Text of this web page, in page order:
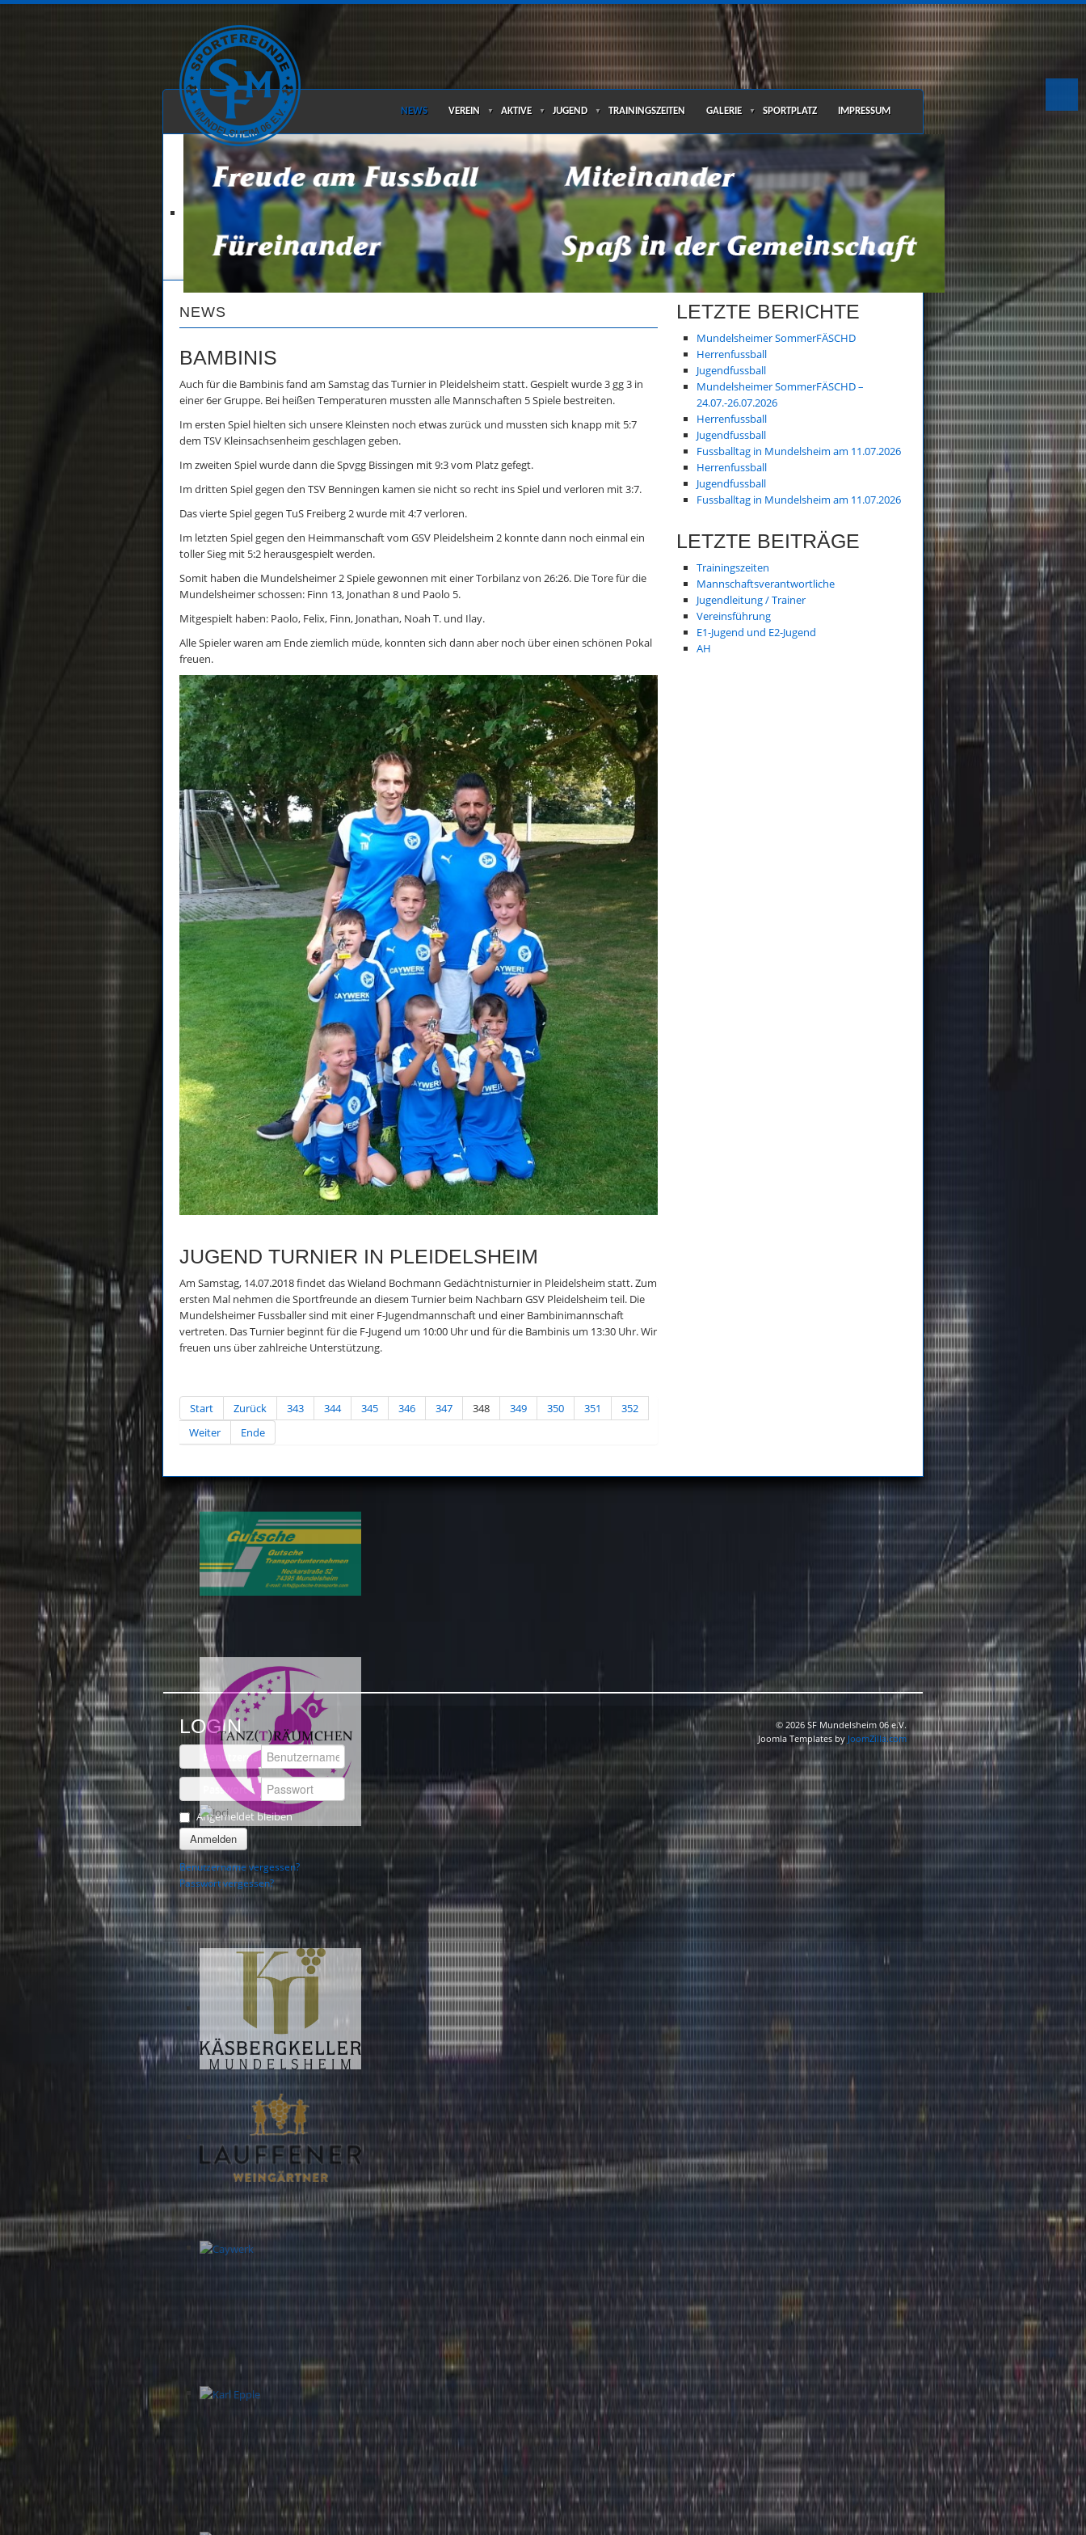
NEWS VEREIN ▼ AKTIVE ▼ JUGEND ▼ TRAININGSZEITEN GALERIE ▼ SPORTPLATZ IMPRESSUM
NEWS
BAMBINIS
Auch für die Bambinis fand am Samstag das Turnier in Pleidelsheim statt. Gespielt wurde 3 gg 3 in
einer 6er Gruppe. Bei heißen Temperaturen mussten alle Mannschaften 5 Spiele bestreiten.
Im ersten Spiel hielten sich unsere Kleinsten noch etwas zurück und mussten sich knapp mit 5:7
dem TSV Kleinsachsenheim geschlagen geben.
Im zweiten Spiel wurde dann die Spvgg Bissingen mit 9:3 vom Platz gefegt.
Im dritten Spiel gegen den TSV Benningen kamen sie nicht so recht ins Spiel und verloren mit 3:7.
Das vierte Spiel gegen TuS Freiberg 2 wurde mit 4:7 verloren.
Im letzten Spiel gegen den Heimmanschaft vom GSV Pleidelsheim 2 konnte dann noch einmal ein
toller Sieg mit 5:2 herausgespielt werden.
Somit haben die Mundelsheimer 2 Spiele gewonnen mit einer Torbilanz von 26:26. Die Tore für die
Mundelsheimer schossen: Finn 13, Jonathan 8 und Paolo 5.
Mitgespielt haben: Paolo, Felix, Finn, Jonathan, Noah T. und Ilay.
Alle Spieler waren am Ende ziemlich müde, konnten sich dann aber noch über einen schönen Pokal
freuen.
JUGEND TURNIER IN PLEIDELSHEIM
Am Samstag, 14.07.2018 findet das Wieland Bochmann Gedächtnisturnier in Pleidelsheim statt. Zum
ersten Mal nehmen die Sportfreunde an diesem Turnier beim Nachbarn GSV Pleidelsheim teil. Die
Mundelsheimer Fussballer sind mit einer F-Jugendmannschaft und einer Bambinimannschaft
vertreten. Das Turnier beginnt für die F-Jugend um 10:00 Uhr und für die Bambinis um 13:30 Uhr. Wir
freuen uns über zahlreiche Unterstützung.
Start Zurück 343 344 345 346 347 348 349 350 351
352
Weiter
Ende
LETZTE BERICHTE
Mundelsheimer SommerFÄSCHD
Herrenfussball
Jugendfussball
Mundelsheimer SommerFÄSCHD –
24.07.-26.07.2026
Herrenfussball
Jugendfussball
Fussballtag in Mundelsheim am 11.07.2026
Herrenfussball
Jugendfussball
Fussballtag in Mundelsheim am 11.07.2026
LETZTE BEITRÄGE
Trainingszeiten
Mannschaftsverantwortliche
Jugendleitung / Trainer
Vereinsführung
E1-Jugend und E2-Jugend
AH
LOGIN
Benutzername
Passwort
Angemeldet bleiben
Anmelden
Benutzername vergessen?
Passwort vergessen?
© 2026 SF Mundelsheim 06 e.V.
Joomla Templates by JoomZilla.com